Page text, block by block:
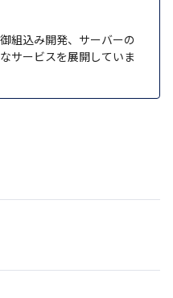
組込み開発、サーバーの
サービスを展開していま